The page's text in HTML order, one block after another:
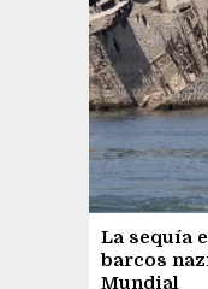
La sequía
barcos
Mundial